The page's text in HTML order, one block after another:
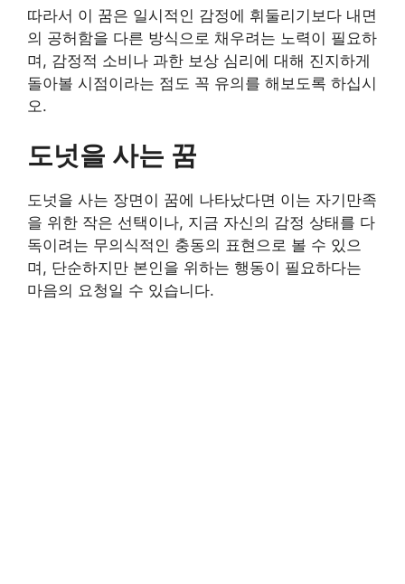
따라서 이 꿈은 일시적인 감정에 휘둘리기보다 내면
의 공허함을 다른 방식으로 채우려는 노력이 필요하
며, 감정적 소비나 과한 보상 심리에 대해 진지하게
돌아볼 시점이라는 점도 꼭 유의를 해보도록 하십시
오.
도넛을 사는 꿈
도넛을 사는 장면이 꿈에 나타났다면 이는 자기만족
을 위한 작은 선택이나, 지금 자신의 감정 상태를 다
독이려는 무의식적인 충동의 표현으로 볼 수 있으
며, 단순하지만 본인을 위하는 행동이 필요하다는
마음의 요청일 수 있습니다.